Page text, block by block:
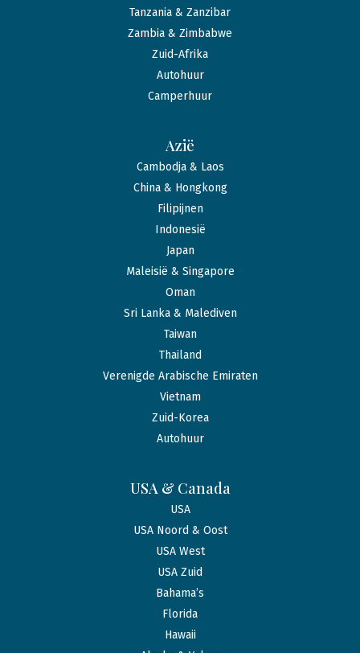
Tanzania & Zanzibar
Zambia & Zimbabwe
Zuid-Afrika
Autohuur
Camperhuur
Azië
Cambodja & Laos
China & Hongkong
Filipijnen
Indonesië
Japan
Maleisië & Singapore
Oman
Sri Lanka & Malediven
Taiwan
Thailand
Verenigde Arabische Emiraten
Vietnam
Zuid-Korea
Autohuur
USA & Canada
USA
USA Noord & Oost
USA West
USA Zuid
Bahama’s
Florida
Hawaii